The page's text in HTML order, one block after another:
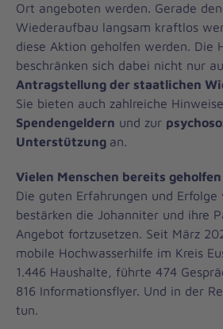
Ort angeboten werden. Gerade
Wiederaufbau langsam kraftlos
diese Aktion geholfen werden. Die
beschränken sich dabei nicht nur
Antragstellung der staatlichen
Sie bieten auch zahlreiche
Spendengeldern und zur
Unterstützung an.
Vielen Menschen bereits geholfen
Die guten Erfahrungen und Erfolge
bestärken die Johanniter und ihre
Angebot fortzusetzen. Seit März
mobile Hochwasserhilfe im Kreis
1.446 Haushalte, führte 474
816 Informationsflyer. Und in der
tun.